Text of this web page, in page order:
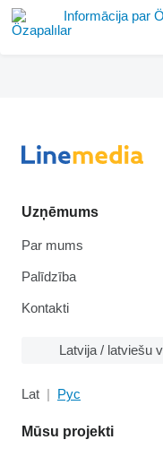
Informācija par
Uzņēmums
Par mums
Palīdzība
Kontakti
Latvija / latviešu
Lat Рус
Mūsu projekti